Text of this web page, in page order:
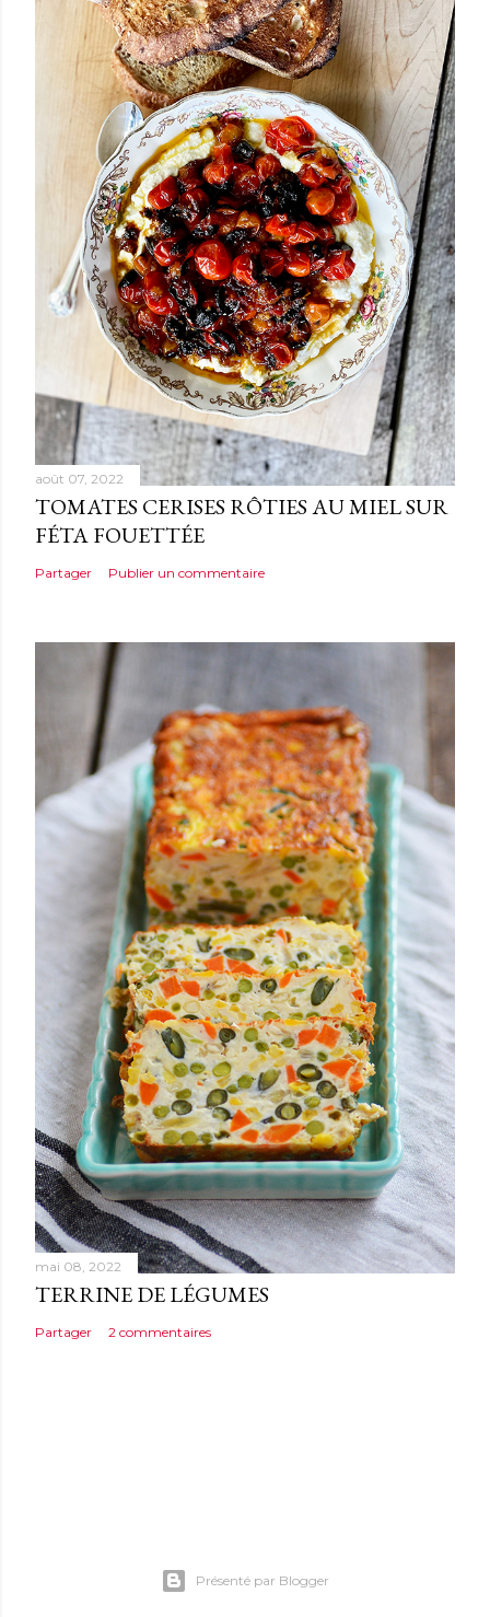
août 07, 2022
TOMATES CERISES RÔTIES AU MIEL SUR
FÉTA FOUETTÉE
Partager Publier un commentaire
mai 08, 2022
TERRINE DE LÉGUMES
Partager 2 commentaires
Présenté par Blogger